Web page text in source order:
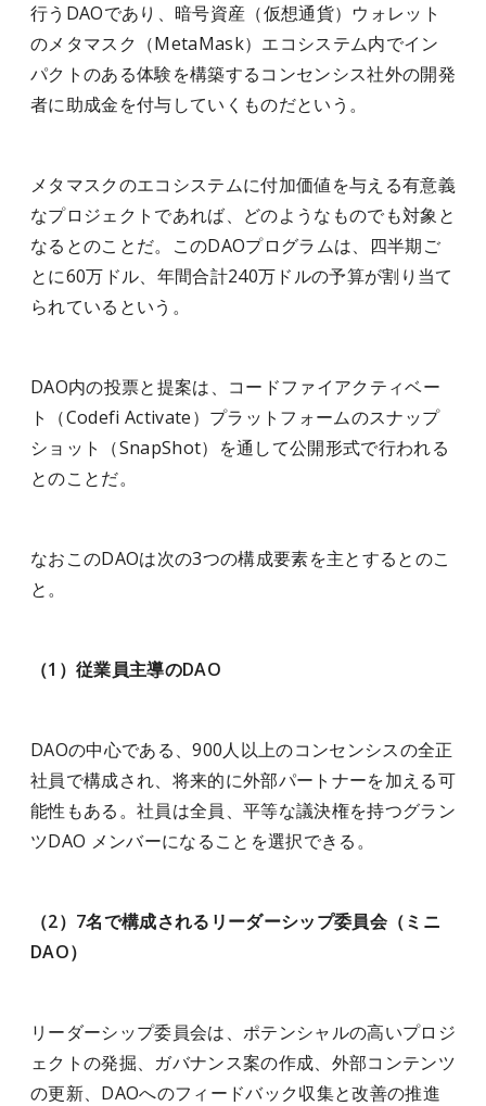
行うDAOであり、暗号資産（仮想通貨）ウォレット
のメタマスク（MetaMask）エコシステム内でイン
パクトのある体験を構築するコンセンシス社外の開発
者に助成金を付与していくものだという。
メタマスクのエコシステムに付加価値を与える有意義
なプロジェクトであれば、どのようなものでも対象と
なるとのことだ。このDAOプログラムは、四半期ご
とに60万ドル、年間合計240万ドルの予算が割り当て
られているという。
DAO内の投票と提案は、コードファイアクティベー
ト（Codefi Activate）プラットフォームのスナップ
ショット（SnapShot）を通して公開形式で行われる
とのことだ。
なおこのDAOは次の3つの構成要素を主とするとのこ
と。
（1）従業員主導のDAO
DAOの中心である、900人以上のコンセンシスの全正
社員で構成され、将来的に外部パートナーを加える可
能性もある。社員は全員、平等な議決権を持つグラン
ツDAO メンバーになることを選択できる。
（2）7名で構成されるリーダーシップ委員会（ミニ
DAO）
リーダーシップ委員会は、ポテンシャルの高いプロジ
ェクトの発掘、ガバナンス案の作成、外部コンテンツ
の更新、DAOへのフィードバック収集と改善の推進